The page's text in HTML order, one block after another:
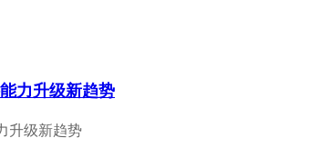
力升级新趋势
升级新趋势